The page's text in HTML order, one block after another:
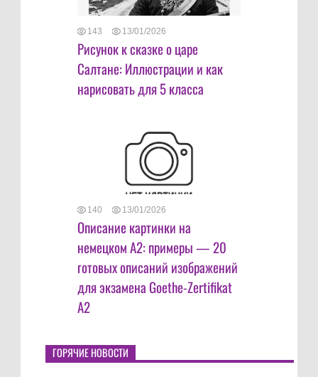
143 13/01/2026
Рисунок к сказке о царе
Салтане: Иллюстрации и как
нарисовать для 5 класса
140 13/01/2026
Описание картинки на
немецком А2: примеры — 20
готовых описаний изображений
для экзамена Goethe-Zertifikat
A2
ГОРЯЧИЕ НОВОСТИ